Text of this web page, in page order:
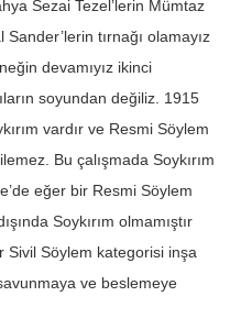
Sezai Tezel’lerin Mümtaz
Sander’lerin tırnağı olamayız
devamıyız ikinci
soyundan değiliz. 1915
vardır ve Resmi Söylem
Bu çalışmada Soykırım
eğer bir Resmi Söylem
Soykırım olmamıştır
Söylem kategorisi inşa
ve beslemeye